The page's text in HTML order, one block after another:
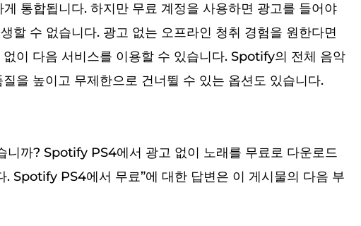
통합됩니다. 하지만 무료 계정을 사용하면 광고를 들어야
할 수 없습니다. 광고 없는 오프라인 청취 경험을 원한다면
이 다음 서비스를 이용할 수 있습니다. Spotify의 전체 음악
을 높이고 무제한으로 건너뛸 수 있는 옵션도 있습니다.
니까? Spotify PS4에서 광고 없이 노래를 무료로 다운로드
. Spotify PS4에서 무료”에 대한 답변은 이 게시물의 다음 부